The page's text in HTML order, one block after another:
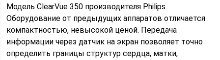
Модель ClearVue 350 производителя Philips.
Оборудование от предыдущих аппаратов отличается
компактностью, невысокой ценой. Передача
информации через датчик на экран позволяет точно
определить границы структур сердца, матки,